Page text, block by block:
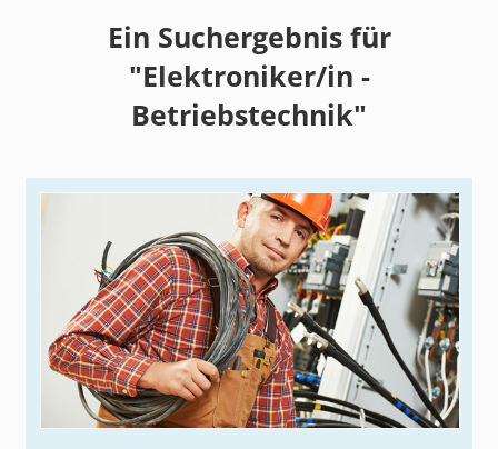
Ein Suchergebnis für
"Elektroniker/in -
Betriebstechnik"